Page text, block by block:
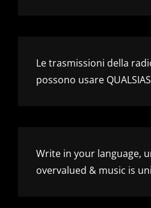
Le trasmissioni della
possono usare
Write in your language,
overvalued & music is